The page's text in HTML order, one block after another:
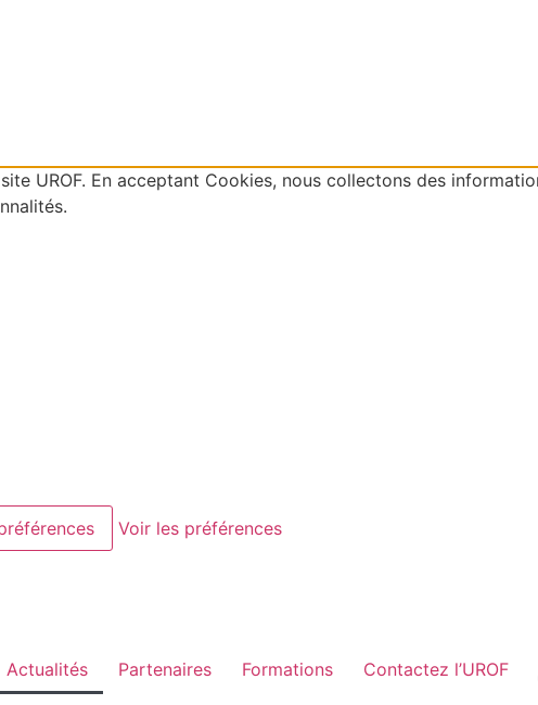
UROF. En acceptant Cookies, nous collectons des
Voir les préférences
Actualités Partenaires Formations Contactez l’UROF